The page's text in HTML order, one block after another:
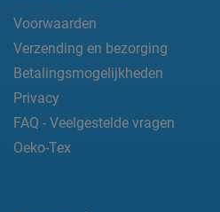
Voorwaarden
Verzending en bezorging
Betalingsmogelijkheden
Privacy
FAQ - Veelgestelde vragen
Oeko-Tex